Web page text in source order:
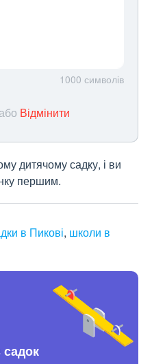
1000 символів
або Відмінити
дитячому садку, і ви
першим.
в Пикові, школи в